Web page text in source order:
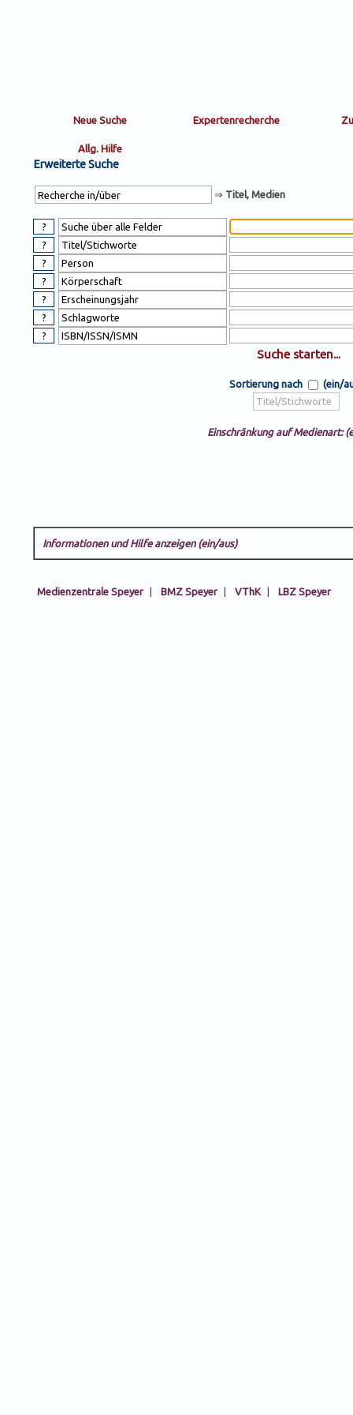
Erweiterte Suche
⇒ Titel, Medien
Sortierung nach (ein/
Einschränkung auf Medienart:
Informationen und Hilfe anzeigen (ein/aus)
Medienzentrale Speyer | BMZ Speyer | VThK | LBZ Speyer